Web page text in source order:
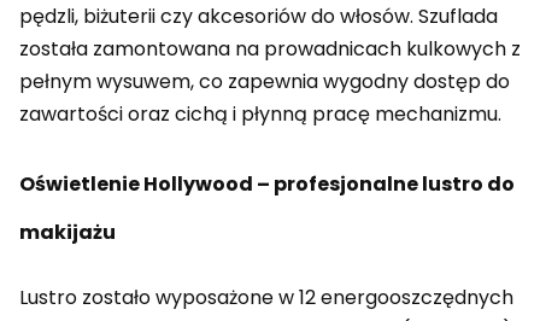
pędzli, biżuterii czy akcesoriów do włosów. Szuflada
została zamontowana na prowadnicach kulkowych z
pełnym wysuwem, co zapewnia wygodny dostęp do
zawartości oraz cichą i płynną pracę mechanizmu.
Oświetlenie Hollywood – profesjonalne lustro do
makijażu
Lustro zostało wyposażone w 12 energooszczędnych